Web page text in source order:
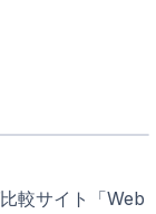
較サイト「Web